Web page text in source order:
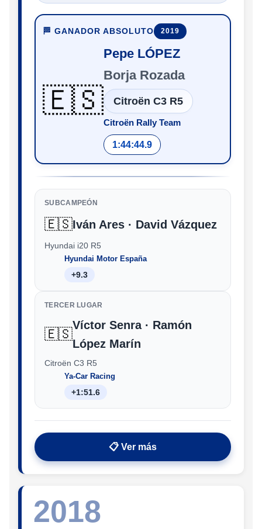
🏁 GANADOR ABSOLUTO 2019
🇪🇸
Pepe LÓPEZ
Borja Rozada
Citroën C3 R5
Citroën Rally Team
1:44:44.9
SUBCAMPEÓN
🇪🇸Iván Ares · David Vázquez
Hyundai i20 R5
Hyundai Motor España
+9.3
TERCER LUGAR
🇪🇸
Víctor Senra · Ramón
López Marín
Citroën C3 R5
Ya-Car Racing
+1:51.6
📋 Ver más
2018